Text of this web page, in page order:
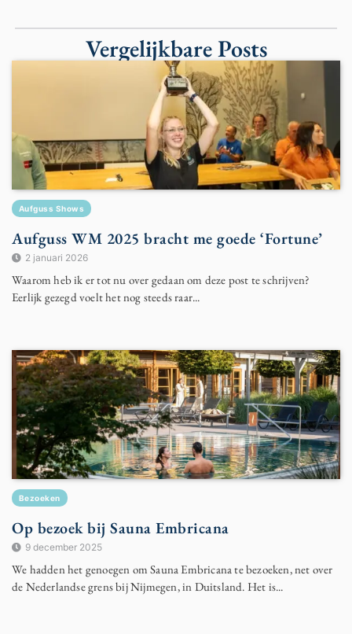
Vergelijkbare Posts
Aufguss Shows
Aufguss WM 2025 bracht me goede ‘Fortune’
2 januari 2026
Waarom heb ik er tot nu over gedaan om deze post te schrijven?
Eerlijk gezegd voelt het nog steeds raar...
Bezoeken
Op bezoek bij Sauna Embricana
9 december 2025
We hadden het genoegen om Sauna Embricana te bezoeken, net over
de Nederlandse grens bij Nijmegen, in Duitsland. Het is...